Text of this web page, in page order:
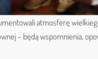
atmosferę
– będą wspomnienia,